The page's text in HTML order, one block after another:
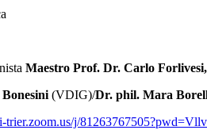
Maestro Prof. Dr. Carlo
(VDIG)/Dr. phil. Mara
trier.zoom.us/j/